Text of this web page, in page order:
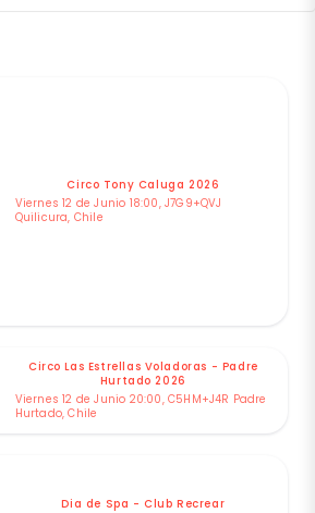
Circo Tony Caluga 2026
Viernes 12 de Junio 18:00, J7G9+QVJ
Quilicura, Chile
Circo Las Estrellas Voladoras - Padre
Hurtado 2026
Viernes 12 de Junio 20:00, C5HM+J4R Padre
Hurtado, Chile
Dia de Spa - Club Recrear